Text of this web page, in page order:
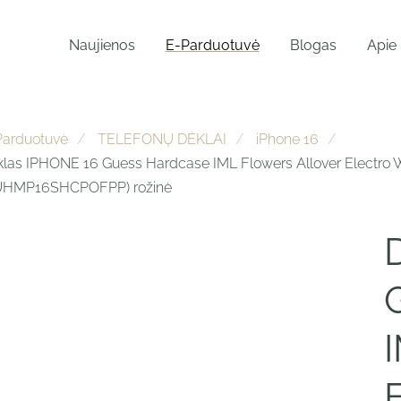
Naujienos E-Parduotuvė Blogas Apie
TELEFONŲ DĖKLAI
iPhone 16
IPHONE 16 Guess Hardcase IML Flowers Allover Electro
rožinė